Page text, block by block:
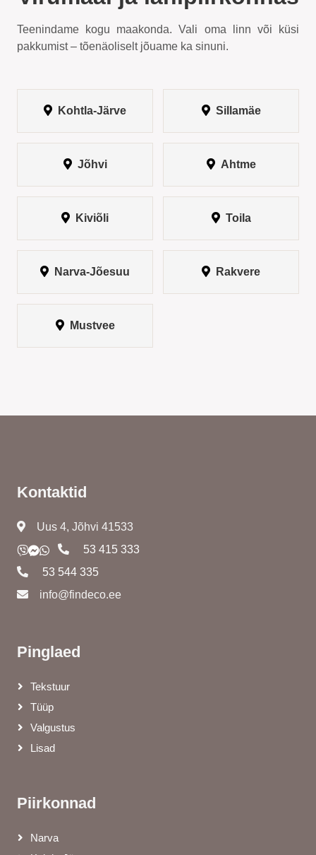
Teenindame kogu maakonda. Vali oma linn või küsi
pakkumist – tõenäoliselt jõuame ka sinuni.
Kohtla-Järve Sillamäe
Jõhvi Ahtme
Kiviõli Toila
Narva-Jõesuu Rakvere
Mustvee
Kontaktid
Uus 4, Jõhvi 41533
53 415 333
53 544 335
info@findeco.ee
Pinglaed
Tekstuur
Tüüp
Valgustus
Lisad
Piirkonnad
Narva